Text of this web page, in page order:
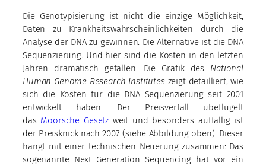
Die Genotypisierung ist nicht die einzige Möglichkeit,
Daten zu Krankheitswahrscheinlichkeiten durch die
Analyse der DNA zu gewinnen. Die Alternative ist die DNA
Sequenzierung. Und hier sind die Kosten in den letzten
Jahren dramatisch gefallen. Die Grafik des National
Human Genome Research Institutes zeigt detailliert, wie
sich die Kosten für die DNA Sequenzierung seit 2001
entwickelt haben. Der Preisverfall übeflügelt
das Moorsche Gesetz weit und besonders auffällig ist
der Preisknick nach 2007 (siehe Abbildung oben). Dieser
hängt mit einer technischen Neuerung zusammen: Das
sogenannte Next Generation Sequencing hat vor ein